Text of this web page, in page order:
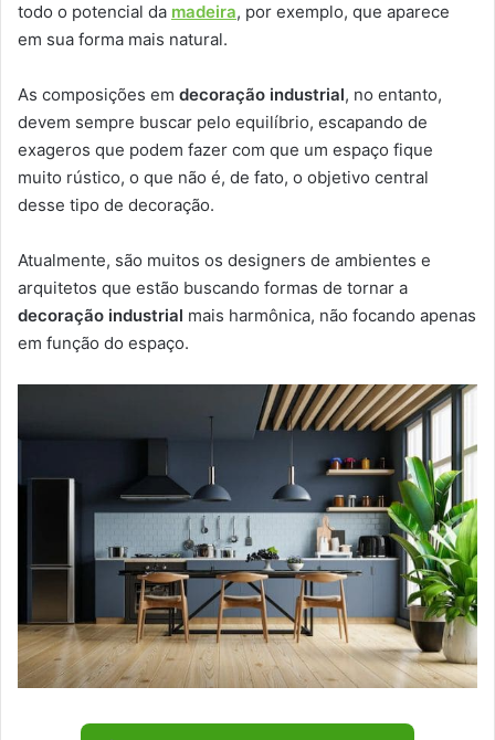
todo o potencial da madeira, por exemplo, que aparece
em sua forma mais natural.
As composições em decoração industrial, no entanto,
devem sempre buscar pelo equilíbrio, escapando de
exageros que podem fazer com que um espaço fique
muito rústico, o que não é, de fato, o objetivo central
desse tipo de decoração.
Atualmente, são muitos os designers de ambientes e
arquitetos que estão buscando formas de tornar a
decoração industrial mais harmônica, não focando apenas
em função do espaço.